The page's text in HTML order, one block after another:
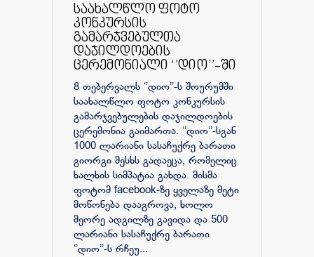
საახალწლო ფოტო
კონკურსის
გამარჯვებულთა
დაჯილდოების
ცერემონიალი ‘’დიო’’-ში
8 თებერვალს ‘’დიო’’-ს შოურუმში
საახალწლო ფოტო კონკურსის
გამარჯვებულების დაჯილდოების
ცერემონია გაიმართა. ‘’დიო’’-სგან
1000 ლარიანი სასაჩუქრე ბარათი
გიორგი მესხს გადაეცა, რომელიც
ხალხის სიმპატია გახდა. მისმა
ფოტომ facebook-ზე ყველაზე მეტი
მოწონება დააგროვა, ხოლო
მეორე ადგილზე გავიდა და 500
ლარიანი სასაჩუქრე ბარათი
‘’დიო’’-ს რჩეუ...